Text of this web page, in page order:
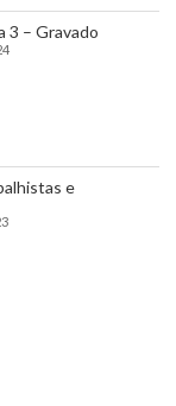
3 – Gravado
e